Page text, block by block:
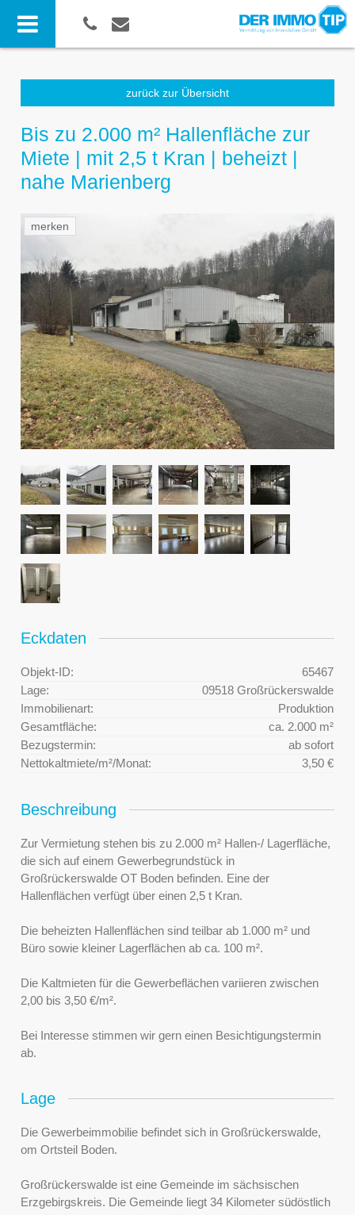
zurück zur Übersicht
Bis zu 2.000 m² Hallenfläche zur
Miete | mit 2,5 t Kran | beheizt |
nahe Marienberg
merken
Eckdaten
Objekt-ID:
65467
Lage:
09518 Großrückerswalde
Immobilienart:
Produktion
Gesamtfläche:
ca. 2.000 m²
Bezugstermin:
ab sofort
Nettokaltmiete/m²/Monat:
3,50 €
Beschreibung
Zur Vermietung stehen bis zu 2.000 m² Hallen-/ Lagerfläche,
die sich auf einem Gewerbegrundstück in
Großrückerswalde OT Boden befinden. Eine der
Hallenflächen verfügt über einen 2,5 t Kran.
Die beheizten Hallenflächen sind teilbar ab 1.000 m² und
Büro sowie kleiner Lagerflächen ab ca. 100 m².
Die Kaltmieten für die Gewerbeflächen variieren zwischen
2,00 bis 3,50 €/m².
Bei Interesse stimmen wir gern einen Besichtigungstermin
ab.
Lage
Die Gewerbeimmobilie befindet sich in Großrückerswalde,
om Ortsteil Boden.
Großrückerswalde ist eine Gemeinde im sächsischen
Erzgebirgskreis. Die Gemeinde liegt 34 Kilometer südöstlich